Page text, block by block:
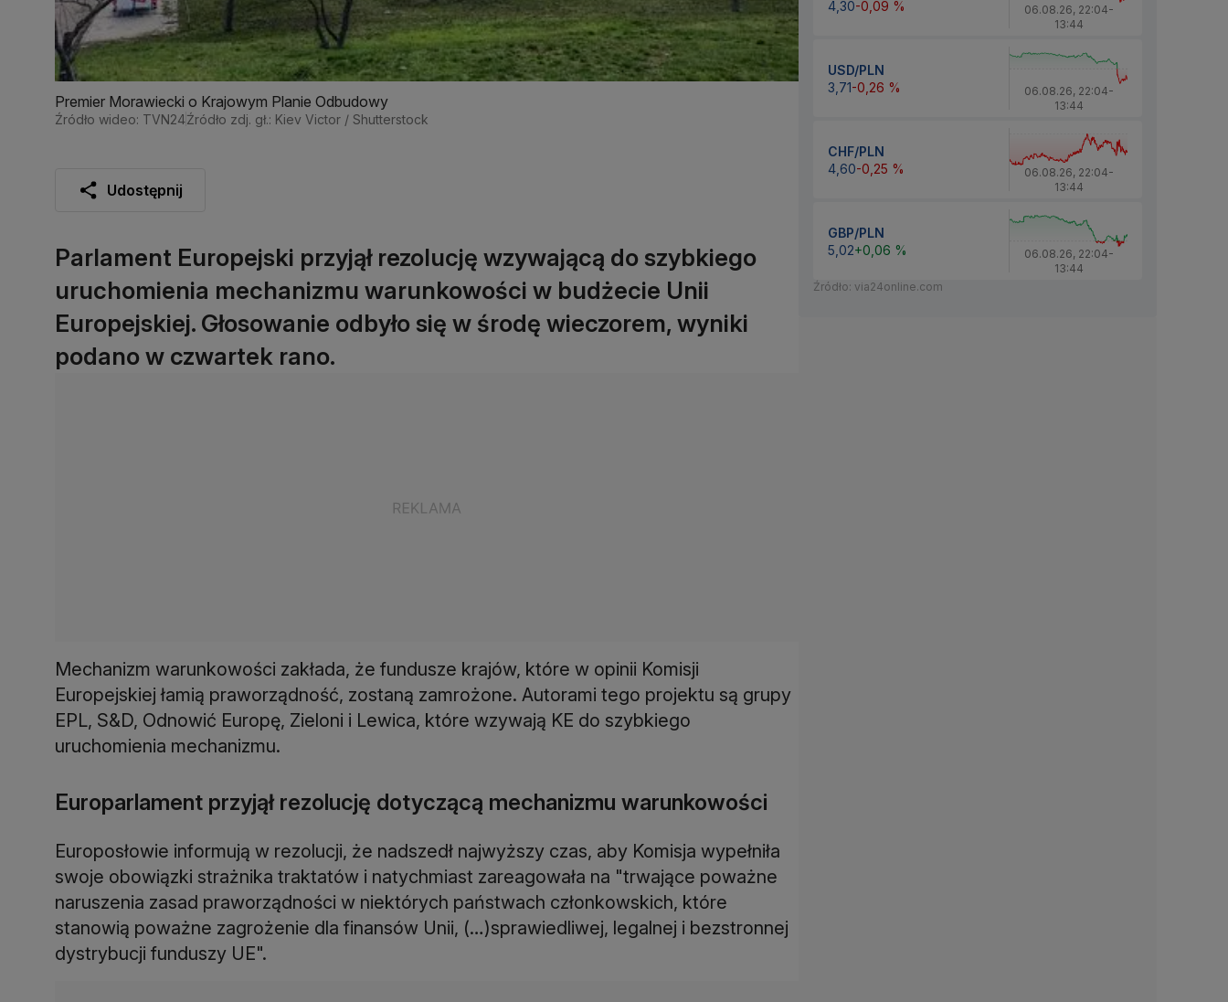
Premier Morawiecki o Krajowym Planie Odbudowy
Źródło wideo: TVN24Źródło zdj. gł.: Kiev Victor / Shutterstock
Udostępnij
Parlament Europejski przyjął rezolucję wzywającą do szybkiego
uruchomienia mechanizmu warunkowości w budżecie Unii
Europejskiej. Głosowanie odbyło się w środę wieczorem, wyniki
podano w czwartek rano.
Mechanizm warunkowości zakłada, że fundusze krajów, które w opinii Komisji
Europejskiej łamią praworządność, zostaną zamrożone. Autorami tego projektu są grupy
EPL, S&D, Odnowić Europę, Zieloni i Lewica, które wzywają KE do szybkiego
uruchomienia mechanizmu.
Europarlament przyjął rezolucję dotyczącą mechanizmu warunkowości
Europosłowie informują w rezolucji, że nadszedł najwyższy czas, aby Komisja wypełniła
swoje obowiązki strażnika traktatów i natychmiast zareagowała na "trwające poważne
naruszenia zasad praworządności w niektórych państwach członkowskich, które
stanowią poważne zagrożenie dla finansów Unii, (…)sprawiedliwej, legalnej i bezstronnej
dystrybucji funduszy UE".
4,30-0,09 % 06.08.26, 22:04-
13:44
USD/PLN
3,71-0,26 % 06.08.26, 22:04-
13:44
CHF/PLN
4,60-0,25 % 06.08.26, 22:04-
13:44
GBP/PLN
5,02+0,06 % 06.08.26, 22:04-
13:44
Źródło: via24online.com